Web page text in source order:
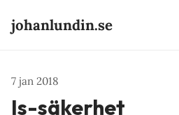
johanlundin.se
7 jan 2018
Is-säkerhet